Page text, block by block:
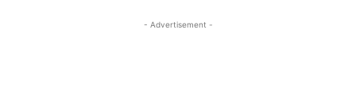
- Advertisement -